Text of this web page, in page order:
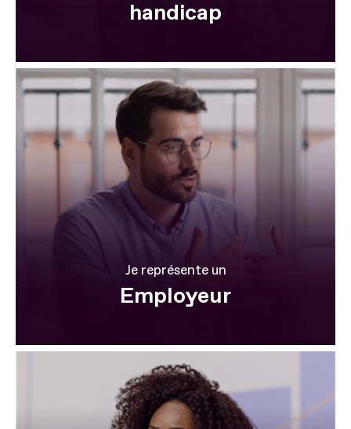
handicap
Je représente un
Employeur